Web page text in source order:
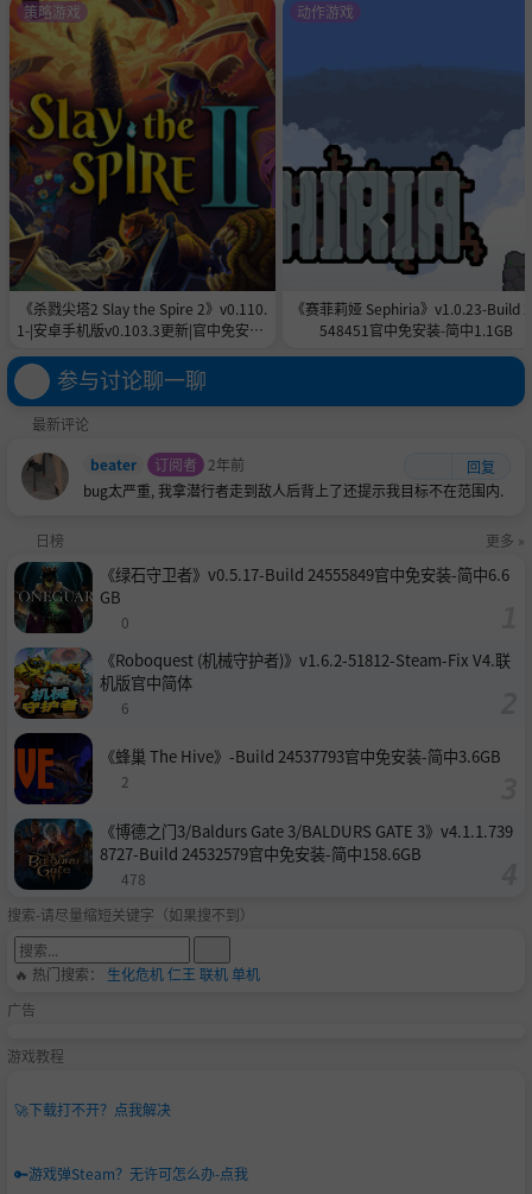
《杀戮尖塔2 Slay the Spire 2》v0.110.
1-|安卓手机版v0.103.3更新|官中免安装-
简中|付旧版合集5.6GB
策略游戏
《赛菲莉娅 Sephiria》v1.0.23-Build
548451官中免安装-简中1.1GB
动作游戏
参与讨论聊一聊
最新评论
beater
订阅者 2年前
回复
bug太严重, 我拿潜行者走到敌人后背上了还提示我目标不在范围内.
日榜 更多 »
《绿石守卫者》v0.5.17-Build 24555849官中免安装-简中6.6
GB
0
《Roboquest (机械守护者)》v1.6.2-51812-Steam-Fix V4.联
机版官中简体
6
《蜂巢 The Hive》-Build 24537793官中免安装-简中3.6GB
2
《博德之门3/Baldurs Gate 3/BALDURS GATE 3》v4.1.1.739
8727-Build 24532579官中免安装-简中158.6GB
478
搜索-请尽量缩短关键字（如果搜不到）
🔥 热门搜索： 生化危机仁王联机单机
广告
游戏教程
🚀下载打不开？点我解决
🔑游戏弹Steam？无许可怎么办-点我